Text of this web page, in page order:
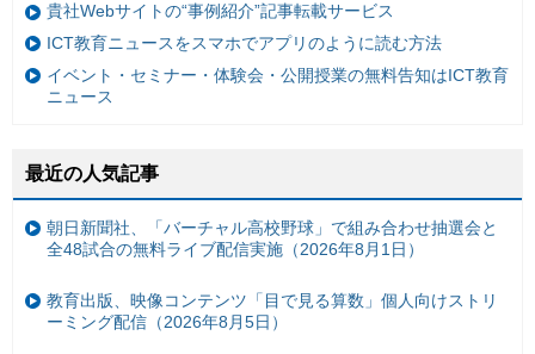
貴社Webサイトの“事例紹介”記事転載サービス
ICT教育ニュースをスマホでアプリのように読む方法
イベント・セミナー・体験会・公開授業の無料告知はICT教育
ニュース
最近の人気記事
朝日新聞社、「バーチャル高校野球」で組み合わせ抽選会と
全48試合の無料ライブ配信実施（2026年8月1日）
教育出版、映像コンテンツ「目で見る算数」個人向けストリ
ーミング配信（2026年8月5日）